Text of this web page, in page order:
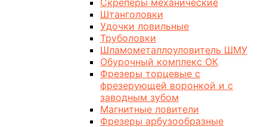
Скреперы механические
Штанголовки
Удочки ловильные
Труболовки
Шламометаллоуловитель ШМУ
Обурочный комплекс ОК
Фрезеры торцевые с
фрезерующей воронкой и с
заводным зубом
Магнитные ловители
Фрезеры арбузообразные